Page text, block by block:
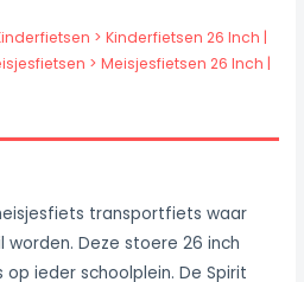
> Kinderfietsen 26 Inch |
> Meisjesfietsen 26 Inch |
transportfiets waar
worden. Deze stoere 26 inch
ieder schoolplein. De Spirit